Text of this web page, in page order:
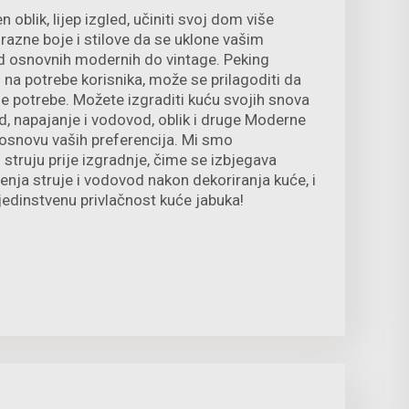
oblik, lijep izgled, učiniti svoj dom više
boje i stilove da se uklone vašim
modernih do vintage. Peking
potrebe korisnika, može se prilagoditi da
potrebe. Možete izgraditi kuću svojih snova
napajanje i vodovod, oblik i druge Moderne
vaših preferencija. Mi smo
prije izgradnje, čime se izbjegava
struje i vodovod nakon dekoriranja kuće, i
privlačnost kuće jabuka!